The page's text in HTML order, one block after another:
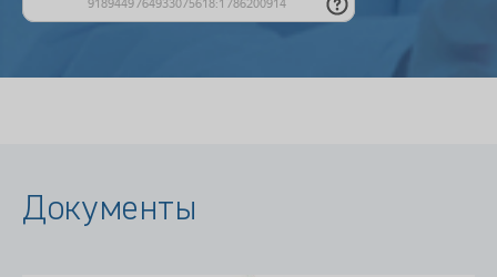
Документы